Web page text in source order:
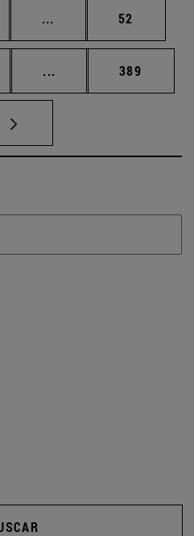
... Páginas intermedias
Página
52
... Páginas intermedias
Página
389